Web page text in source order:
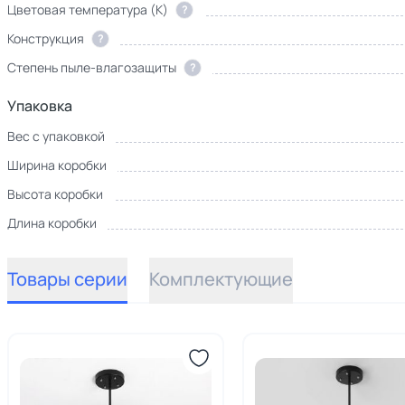
Цветовая температура (К) ?
Конструкция ?
Степень пыле-влагозащиты ?
Упаковка
Вес с упаковкой
Ширина коробки
Высота коробки
Длина коробки
Товары серии Комплектующие